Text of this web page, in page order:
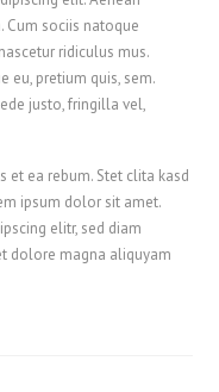
Cum sociis natoque
ridiculus mus.
eu, pretium quis, sem.
justo, fringilla vel,
ea rebum. Stet clita kasd
ipsum dolor sit amet.
elitr, sed diam
dolore magna aliquyam